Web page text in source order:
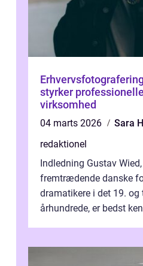
styrker
virksomhed
04 marts 2026
Sara
redaktionel
Indledning Gustav
fremtrædende danske
dramatikere i det 19. og
århundrede, er bedst